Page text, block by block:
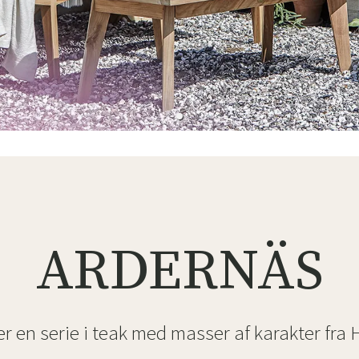
Hængestole
Produkter til vedligeholdelse
Småopbevaring
ARDERNÄS
en serie i teak med masser af karakter fra